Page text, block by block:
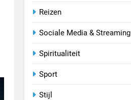
Reizen
Sociale Media & Streaming
Spiritualiteit
Sport
Stijl